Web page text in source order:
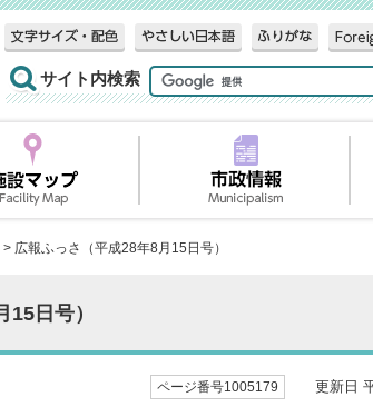
サイト内検索
> 広報ふっさ（平成28年8月15日号）
日号）
ページ番号1005179 更新日 平